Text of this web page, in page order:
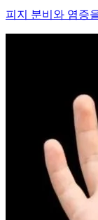
피지 분비와 염증